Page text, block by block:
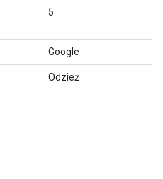
5
Google
Odzież